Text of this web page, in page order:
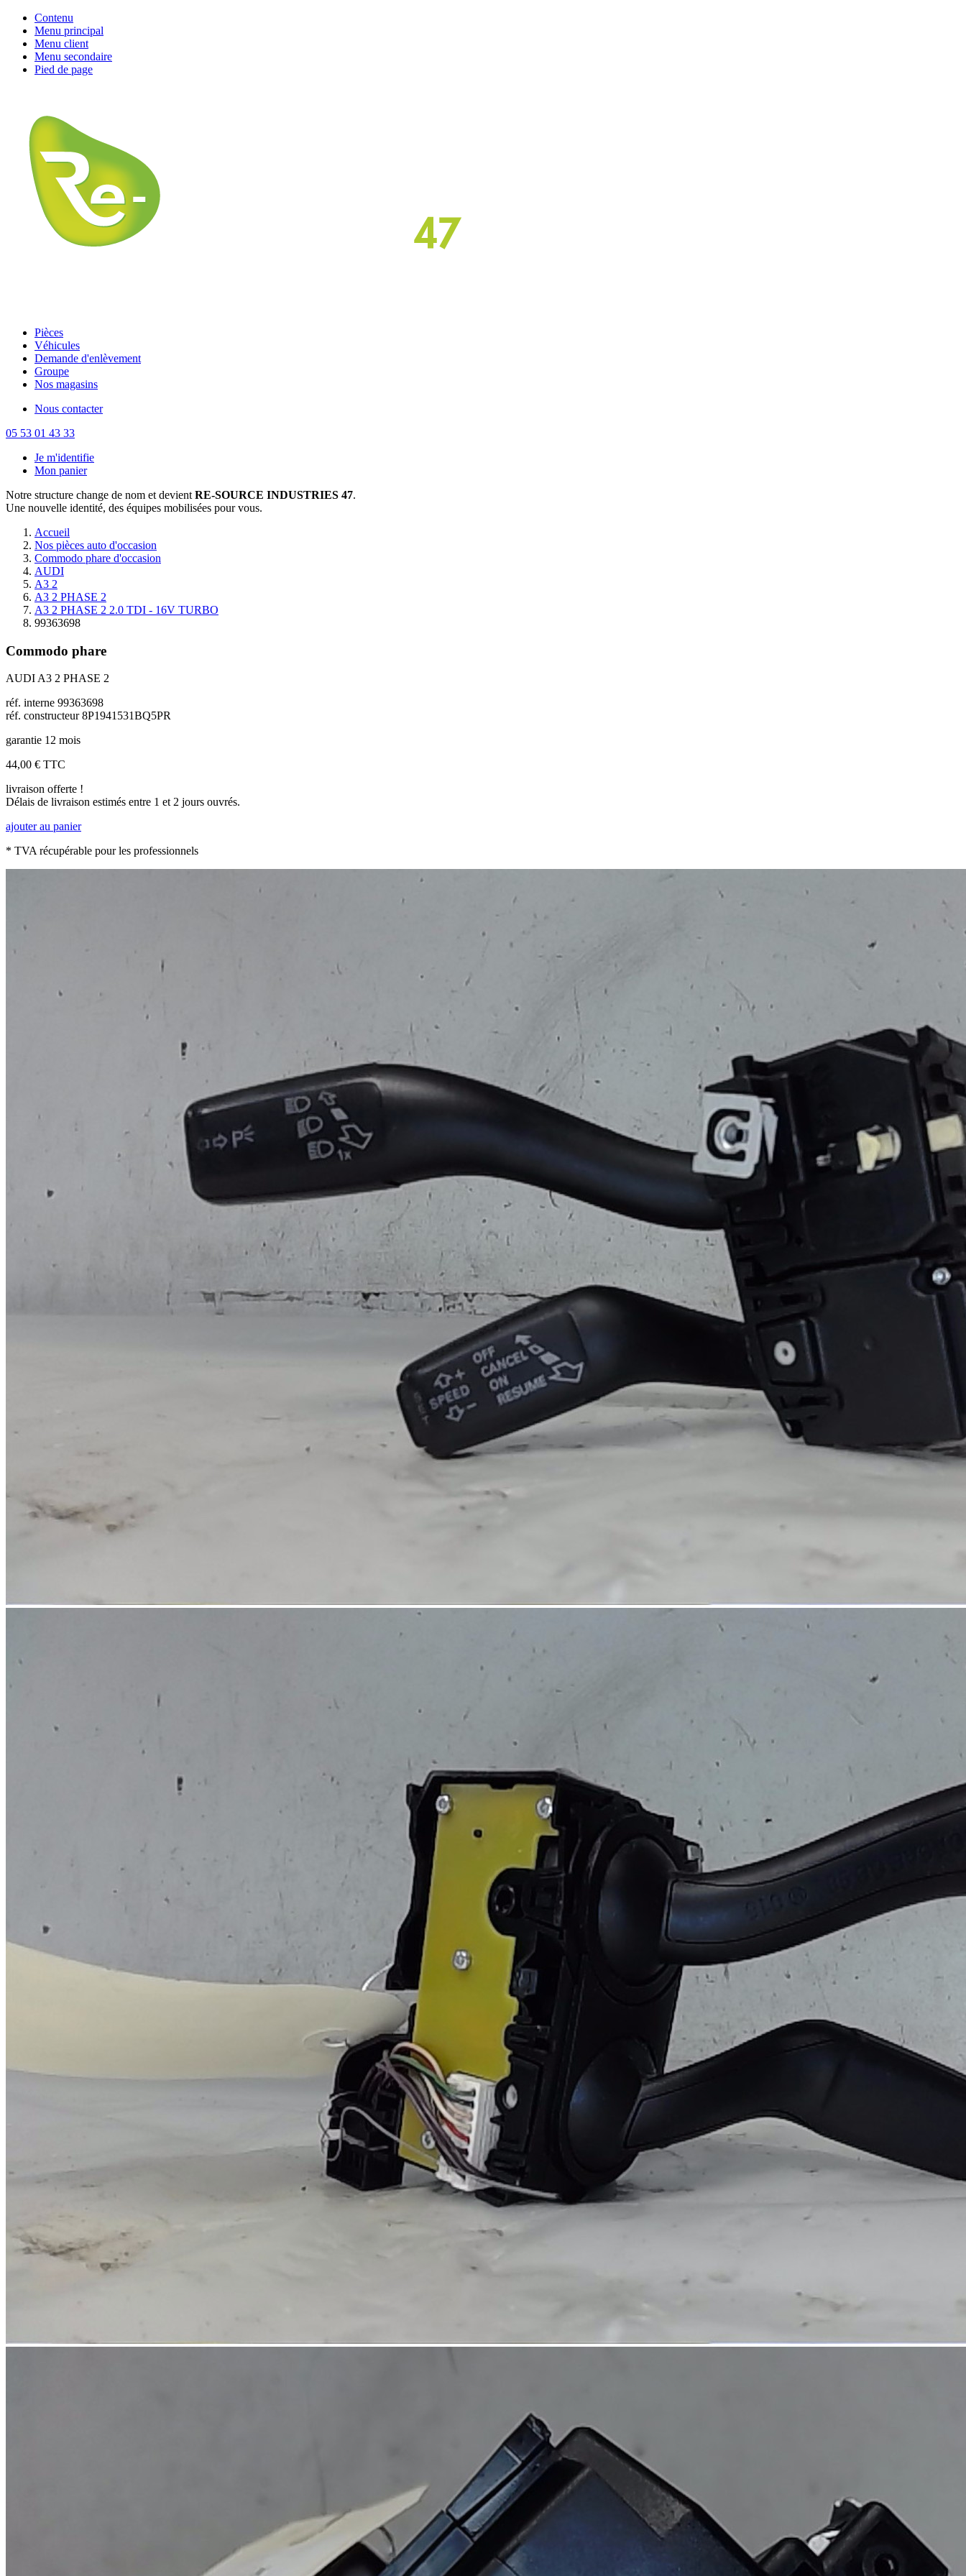
Contenu
Menu principal
Menu client
Menu secondaire
Pied de page
Pièces
Véhicules
Demande d'enlèvement
Groupe
Nos magasins
Nous contacter
05 53 01 43 33
Je m'identifie
Mon panier
Notre structure change de nom et devient RE-SOURCE INDUSTRIES 47.
Une nouvelle identité, des équipes mobilisées pour vous.
Accueil
Nos pièces auto d'occasion
Commodo phare d'occasion
AUDI
A3 2
A3 2 PHASE 2
A3 2 PHASE 2 2.0 TDI - 16V TURBO
99363698
Commodo phare
AUDI A3 2 PHASE 2
réf. interne 99363698
réf. constructeur 8P1941531BQ5PR
garantie 12 mois
44,00 € TTC
livraison offerte !
Délais de livraison estimés entre 1 et 2 jours ouvrés.
ajouter au panier
* TVA récupérable pour les professionnels